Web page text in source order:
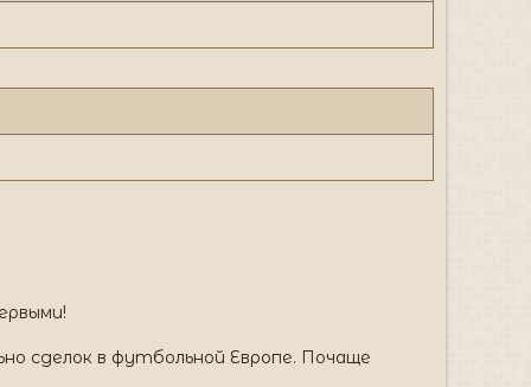
сделок в футбольной Европе. Почаще